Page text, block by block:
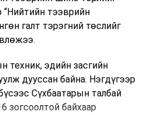
“Нийтийн тээврийн
галт тэрэгний төслийг
техник, эдийн засгийн
дууссан байна. Нэгдүгээр
Сүхбаатарын талбай
зогсоолтой байхаар